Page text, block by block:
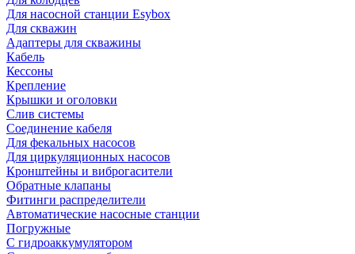
Для насосной станции Esybox
Для скважин
Адаптеры для скважины
Кабель
Кессоны
Крепление
Крышки и оголовки
Слив системы
Соединение кабеля
Для фекальных насосов
Для циркуляционных насосов
Кронштейны и виброгасители
Обратные клапаны
Фитинги распределители
Автоматические насосные станции
Погружные
С гидроаккумулятором